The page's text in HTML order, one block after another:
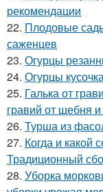
рекомендации
22. Плодовые
саженцев
23. Огурцы
24. Огурцы
25. Галька от
гравий от щебня и
26. Турша из
27. Когда и какой
Традиционный
28. Уборка